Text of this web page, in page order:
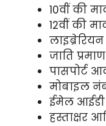
10वीं की
12वीं की
जाति
पासपोर्ट
मोबाइल
ईमेल आईडी
हस्ताक्षर